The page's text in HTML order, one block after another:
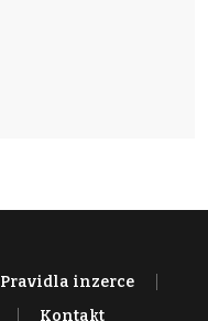
Pravidla inzerce
Kontakt